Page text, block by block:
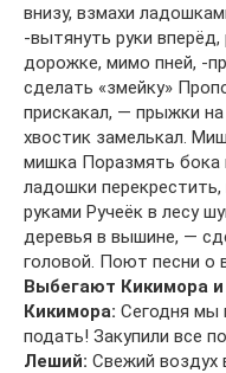
внизу, взмахи
-вытянуть руки
дорожке, мимо пней, -
сделать «змейку»
прискакал, — прыжки
хвостик замелькал.
мишка Поразмять бока
ладошки
руками Ручеёк в лесу
деревья в вышине, —
головой. Поют песни о
Выбегают Кикимора
Кикимора: Сегодня мы
подать! Закупили все
Леший: Свежий воздух